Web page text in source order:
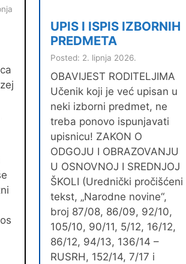
udžbenika
UPIS I ISPIS IZBORNIH
PREDMETA
Posted: 2. lipnja 2026.
OBAVIJEST RODITELJIMA
Učenik koji je već upisan u
neki izborni predmet, ne
treba ponovo ispunjavati
upisnicu! ZAKON O
ODGOJU I OBRAZOVANJU
U OSNOVNOJ I SREDNJOJ
ŠKOLI (Urednički pročišćeni
tekst, „Narodne novine“,
broj 87/08, 86/09, 92/10,
105/10, 90/11, 5/12, 16/12,
86/12, 94/13, 136/14 –
RUSRH, 152/14, 7/17 i